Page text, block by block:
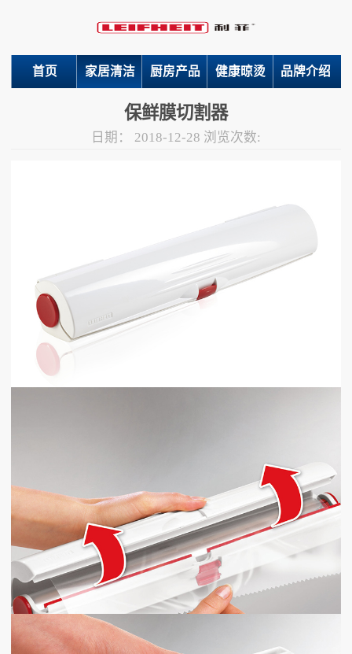
首页 家居清洁 厨房产品 健康晾烫 品牌介绍
保鲜膜切割器
日期： 2018-12-28 浏览次数: